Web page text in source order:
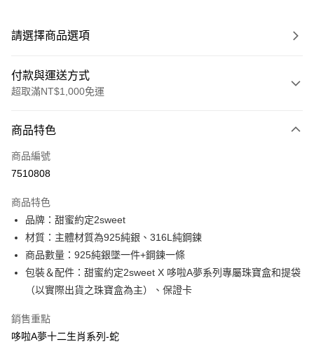
請選擇商品選項
付款與運送方式
超取滿NT$1,000免運
信用卡一次付款
信用卡分期付款
合作金庫商業銀行
華南商業銀行
上海商業儲蓄銀行
台北富邦商業銀行
國泰世華商業銀行
兆豐國際商業銀行
臺灣中小企業銀行
台中商業銀行
匯豐（台灣）商業銀行
華泰商業銀行
聯邦商業銀行
遠東國際商業銀行
元大商業銀行
台新國際商業銀行
6 期 0 利率 每期
華南商業銀行
彰化商業銀行
上海商業儲蓄銀行
台北富邦商業銀行
國泰世華商業銀行
兆豐國際商業銀行
臺灣中小企業銀行
台中商業銀行
聯邦商業銀行
元大商業銀行
超商取貨付款
LINE Pay
Apple Pay
街口支付
悠遊付
商品特色
商品編號
7510808
商品特色
品牌：甜蜜約定2sweet
材質：主體材質為925純銀、316L純鋼鍊
商品數量：925純銀墜一件+鋼鍊一條
包裝＆配件：甜蜜約定2sweet X 哆啦A夢系列專屬珠寶盒和提袋
（以實際出貨之珠寶盒為主）、保證卡
銷售重點
哆啦A夢十二生肖系列-蛇